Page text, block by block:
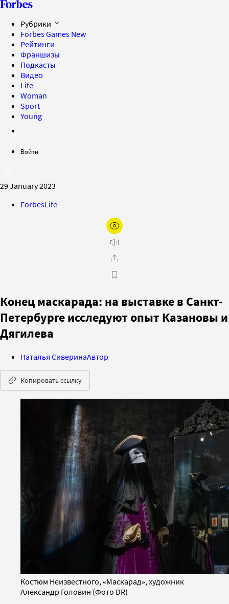
Рубрики
Forbes Games New
Рейтинги
Франшизы
Подкасты
Видео
Life
Woman
Sport
Young
Войти
29 January 2023
ForbesLife
Конец маскарада: на выставке в Санкт-
Петербурге исследуют опыт Казановы и
Дягилева
Наталья СиверинаАвтор
Копировать ссылку
Костюм Неизвестного, «Маскарад», художник
Александр Головин (Фото DR)